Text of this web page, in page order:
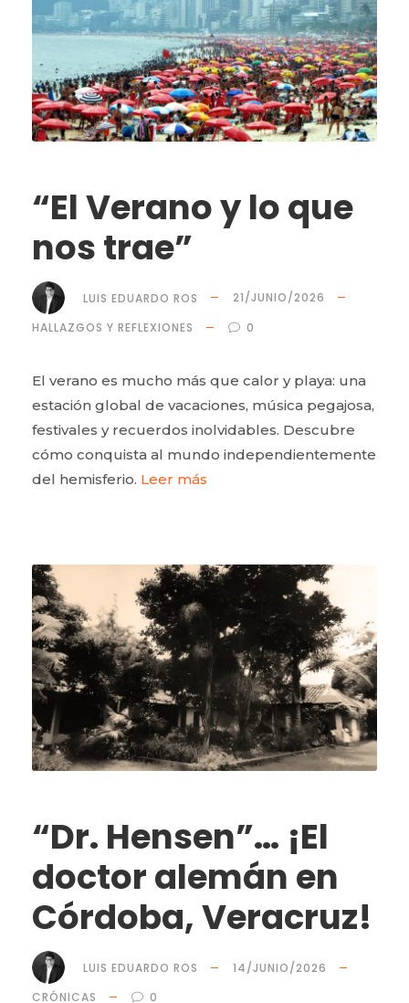
“El Verano y lo que
nos trae”
LUIS EDUARDO ROS
21/JUNIO/2026
HALLAZGOS Y REFLEXIONES
0
El verano es mucho más que calor y playa: una
estación global de vacaciones, música pegajosa,
festivales y recuerdos inolvidables. Descubre
cómo conquista al mundo independientemente
del hemisferio. Leer más
“Dr. Hensen”… ¡El
doctor alemán en
Córdoba, Veracruz!
LUIS EDUARDO ROS
14/JUNIO/2026
CRÓNICAS
0